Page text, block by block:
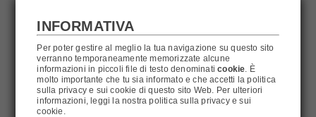
FILTRA
INFORMATIVA
Per poter gestire al meglio la tua navigazione su questo sito
verranno temporaneamente memorizzate alcune
informazioni in piccoli file di testo denominaticookie . È
molto importante che tu sia informato e che accetti la politica
sulla privacy e sui cookie di questo sito Web. Per ulteriori
informazioni, leggi la nostra politica sulla privacy e sui
cookie.